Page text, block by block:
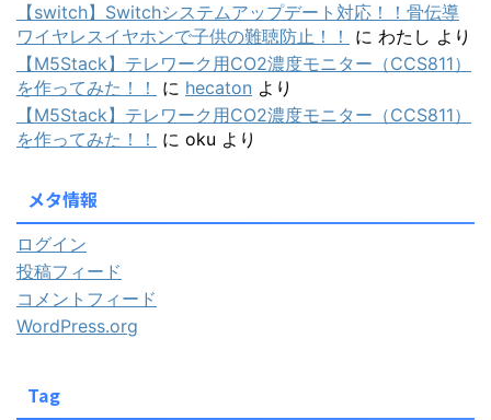
【switch】Switchシステムアップデート対応！！骨伝導
ワイヤレスイヤホンで子供の難聴防止！！
に わたし より
【M5Stack】テレワーク用CO2濃度モニター（CCS811）
を作ってみた！！
に hecaton より
【M5Stack】テレワーク用CO2濃度モニター（CCS811）
を作ってみた！！
に oku より
メタ情報
ログイン
投稿フィード
コメントフィード
WordPress.org
Tag